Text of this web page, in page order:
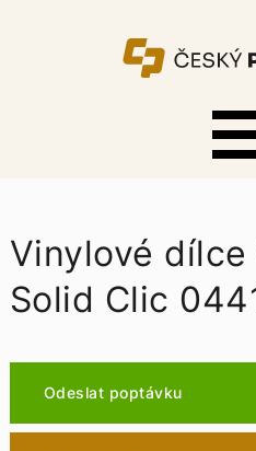
Vinylové
Solid Clic
Odeslat poptávku